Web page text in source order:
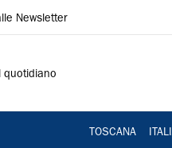
Newsletter
quotidiano
TOSCANA